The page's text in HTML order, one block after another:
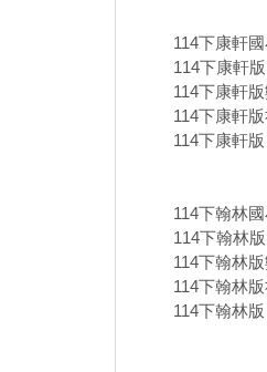
114下康軒
114下康軒
114下康軒
114下康軒
114下康軒
114下翰林
114下翰林
114下翰林
114下翰林
114下翰林